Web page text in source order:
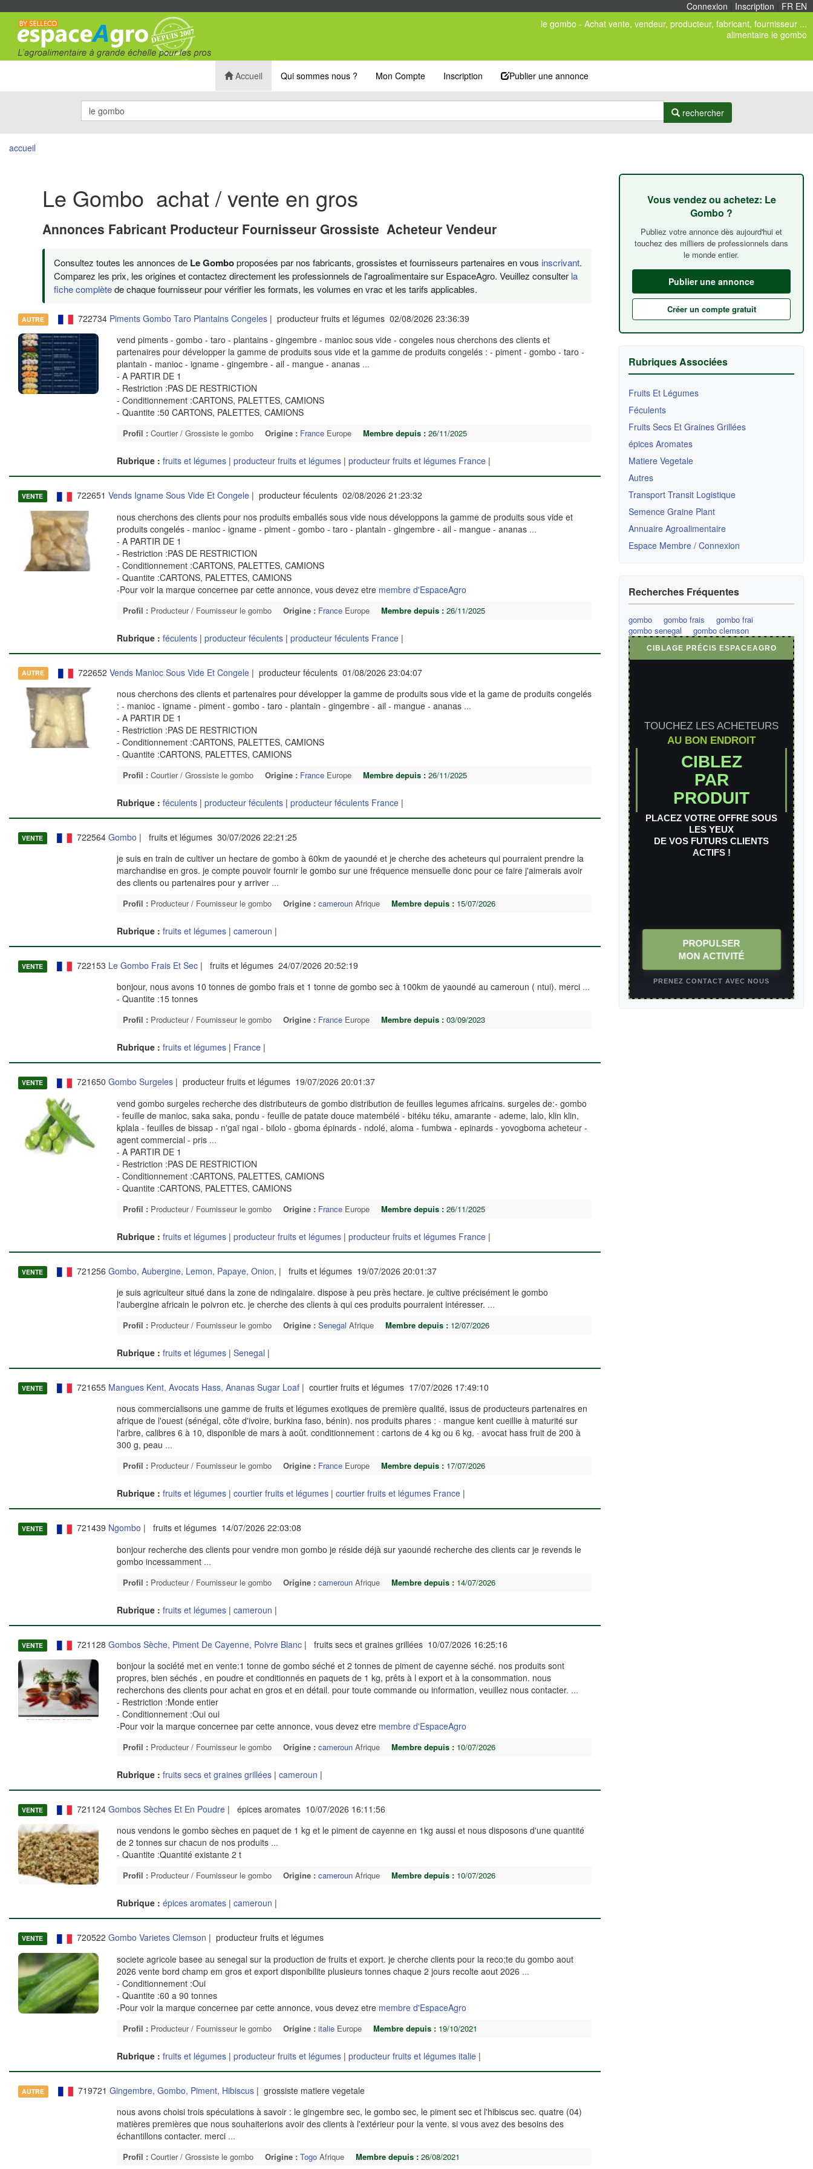
Connexion Inscription FR EN
le gombo - Achat vente, vendeur, producteur, fabricant, fournisseur ...
alimentaire le gombo
Accueil Qui sommes nous ? Mon Compte Inscription Publier une annonce
rechercher
accueil
Le Gombo achat / vente en gros
Annonces Fabricant Producteur Fournisseur Grossiste Acheteur Vendeur
Consultez toutes les annonces de Le Gomboproposées par nos fabricants, grossistes et fournisseurs partenaires en vous inscrivant.
Comparez les prix, les origines et contactez directement les professionnels de l'agroalimentaire sur EspaceAgro. Veuillez consulter la
fiche complètede chaque fournisseur pour vérifier les formats, les volumes en vrac et les tarifs applicables.
AUTRE 722734 Piments Gombo Taro Plantains Congeles| producteur fruits et légumes 02/08/2026 23:36:39
vend piments - gombo - taro - plantains - gingembre - manioc sous vide - congeles nous cherchons des clients et
partenaires pour développer la gamme de produits sous vide et la gamme de produits congelés : - piment - gombo - taro -
plantain - manioc - igname - gingembre - ail - mangue - ananas ...
- A PARTIR DE 1
- Restriction :PAS DE RESTRICTION
- Conditionnement :CARTONS, PALETTES, CAMIONS
- Quantite :50 CARTONS, PALETTES, CAMIONS
Profil :Courtier / Grossiste le gombo Origine : FranceEurope Membre depuis :26/11/2025
Rubrique : fruits et légumes | producteur fruits et légumes| producteur fruits et légumes France|
VENTE 722651 Vends Igname Sous Vide Et Congele| producteur féculents 02/08/2026 21:23:32
nous cherchons des clients pour nos produits emballés sous vide nous développons la gamme de produits sous vide et
produits congelés - manioc - igname - piment - gombo - taro - plantain - gingembre - ail - mangue - ananas ...
- A PARTIR DE 1
- Restriction :PAS DE RESTRICTION
- Conditionnement :CARTONS, PALETTES, CAMIONS
- Quantite :CARTONS, PALETTES, CAMIONS
-Pour voir la marque concernee par cette annonce, vous devez etre membre d'EspaceAgro
Profil :Producteur / Fournisseur le gombo Origine : FranceEurope Membre depuis :26/11/2025
Rubrique : féculents | producteur féculents| producteur féculents France|
AUTRE 722652 Vends Manioc Sous Vide Et Congele| producteur féculents 01/08/2026 23:04:07
nous cherchons des clients et partenaires pour développer la gamme de produits sous vide et la game de produits congelés
: - manioc - igname - piment - gombo - taro - plantain - gingembre - ail - mangue - ananas ...
- A PARTIR DE 1
- Restriction :PAS DE RESTRICTION
- Conditionnement :CARTONS, PALETTES, CAMIONS
- Quantite :CARTONS, PALETTES, CAMIONS
Profil :Courtier / Grossiste le gombo Origine : FranceEurope Membre depuis :26/11/2025
Rubrique : féculents | producteur féculents| producteur féculents France|
VENTE 722564 Gombo | fruits et légumes 30/07/2026 22:21:25
je suis en train de cultiver un hectare de gombo à 60km de yaoundé et je cherche des acheteurs qui pourraient prendre la
marchandise en gros. je compte pouvoir fournir le gombo sur une fréquence mensuelle donc pour ce faire j'aimerais avoir
des clients ou partenaires pour y arriver ...
Profil :Producteur / Fournisseur le gombo Origine : camerounAfrique Membre depuis :15/07/2026
Rubrique : fruits et légumes | cameroun |
VENTE 722153 Le Gombo Frais Et Sec| fruits et légumes 24/07/2026 20:52:19
bonjour, nous avons 10 tonnes de gombo frais et 1 tonne de gombo sec à 100km de yaoundé au cameroun ( ntui). merci ...
- Quantite :15 tonnes
Profil :Producteur / Fournisseur le gombo Origine : FranceEurope Membre depuis :03/09/2023
Rubrique : fruits et légumes | France|
VENTE 721650 Gombo Surgeles| producteur fruits et légumes 19/07/2026 20:01:37
vend gombo surgeles recherche des distributeurs de gombo distribution de feuilles legumes africains. surgeles de:- gombo
- feuille de manioc, saka saka, pondu - feuille de patate douce matembélé - bitéku téku, amarante - ademe, lalo, klin klin,
kplala - feuilles de bissap - n'gaï ngai - bilolo - gboma épinards - ndolé, aloma - fumbwa - epinards - yovogboma acheteur -
agent commercial - pris ...
- A PARTIR DE 1
- Restriction :PAS DE RESTRICTION
- Conditionnement :CARTONS, PALETTES, CAMIONS
- Quantite :CARTONS, PALETTES, CAMIONS
Profil :Producteur / Fournisseur le gombo Origine : FranceEurope Membre depuis :26/11/2025
Rubrique : fruits et légumes | producteur fruits et légumes| producteur fruits et légumes France|
VENTE 721256 Gombo, Aubergine, Lemon, Papaye, Onion, | fruits et légumes 19/07/2026 20:01:37
je suis agriculteur situé dans la zone de ndingalaire. dispose à peu près hectare. je cultive précisément le gombo
l'aubergine africain le poivron etc. je cherche des clients à qui ces produits pourraient intéresser. ...
Profil :Producteur / Fournisseur le gombo Origine : Senegal Afrique Membre depuis :12/07/2026
Rubrique : fruits et légumes | Senegal |
VENTE 721655 Mangues Kent, Avocats Hass, Ananas Sugar Loaf| courtier fruits et légumes 17/07/2026 17:49:10
nous commercialisons une gamme de fruits et légumes exotiques de première qualité, issus de producteurs partenaires en
afrique de l'ouest (sénégal, côte d'ivoire, burkina faso, bénin). nos produits phares : · mangue kent cueillie à maturité sur
l'arbre, calibres 6 à 10, disponible de mars à août. conditionnement : cartons de 4 kg ou 6 kg. · avocat hass fruit de 200 à
300 g, peau ...
Profil :Producteur / Fournisseur le gombo Origine : FranceEurope Membre depuis :17/07/2026
Rubrique : fruits et légumes | courtier fruits et légumes| courtier fruits et légumes France|
VENTE 721439 Ngombo | fruits et légumes 14/07/2026 22:03:08
bonjour recherche des clients pour vendre mon gombo je réside déjà sur yaoundé recherche des clients car je revends le
gombo incessamment ...
Profil :Producteur / Fournisseur le gombo Origine : camerounAfrique Membre depuis :14/07/2026
Rubrique : fruits et légumes | cameroun |
VENTE 721128 Gombos Sèche, Piment De Cayenne, Poivre Blanc| fruits secs et graines grillées 10/07/2026 16:25:16
bonjour la société met en vente:1 tonne de gombo séché et 2 tonnes de piment de cayenne séché. nos produits sont
propres, bien séchés , en poudre et conditionnés en paquets de 1 kg, prêts à l export et à la consommation. nous
recherchons des clients pour achat en gros et en détail. pour toute commande ou information, veuillez nous contacter. ...
- Restriction :Monde entier
- Conditionnement :Oui oui
-Pour voir la marque concernee par cette annonce, vous devez etre membre d'EspaceAgro
Profil :Producteur / Fournisseur le gombo Origine : camerounAfrique Membre depuis :10/07/2026
Rubrique : fruits secs et graines grillées | cameroun |
VENTE 721124 Gombos Sèches Et En Poudre| épices aromates 10/07/2026 16:11:56
nous vendons le gombo sèches en paquet de 1 kg et le piment de cayenne en 1kg aussi et nous disposons d'une quantité
de 2 tonnes sur chacun de nos produits ...
- Quantite :Quantité existante 2 t
Profil :Producteur / Fournisseur le gombo Origine : camerounAfrique Membre depuis :10/07/2026
Rubrique : épices aromates | cameroun |
VENTE 720522 Gombo Varietes Clemson | producteur fruits et légumes
societe agricole basee au senegal sur la production de fruits et export. je cherche clients pour la reco;te du gombo aout
2026 vente bord champ em gros et export disponibilite plusieurs tonnes chaque 2 jours recolte aout 2026 ...
- Conditionnement :Oui
- Quantite :60 a 90 tonnes
-Pour voir la marque concernee par cette annonce, vous devez etre membre d'EspaceAgro
Profil :Producteur / Fournisseur le gombo Origine : italieEurope Membre depuis :19/10/2021
Rubrique : fruits et légumes | producteur fruits et légumes| producteur fruits et légumes italie|
AUTRE 719721 Gingembre, Gombo, Piment, Hibiscus| grossiste matiere vegetale
nous avons choisi trois spéculations à savoir : le gingembre sec, le gombo sec, le piment sec et l'hibiscus sec. quatre (04)
matières premières que nous souhaiterions avoir des clients à l'extérieur pour la vente. si vous avez des besoins des
échantillons contacter. merci ...
Profil :Courtier / Grossiste le gombo Origine : TogoAfrique Membre depuis :26/08/2021
Vous vendez ou achetez: Le
Gombo ?
Publiez votre annonce dès aujourd'hui et
touchez des milliers de professionnels dans
le monde entier.
Publier une annonce
Créer un compte gratuit
Rubriques Associées
Fruits Et Légumes
Féculents
Fruits Secs Et Graines Grillées
épices Aromates
Matiere Vegetale
Autres
Transport Transit Logistique
Semence Graine Plant
Annuaire Agroalimentaire
Espace Membre / Connexion
Recherches Fréquentes
gombo gombo frais
gombo frai
gombo senegal
gombo clemson
CIBLAGE PRÉCIS ESPACEAGRO
TOUCHEZ LES ACHETEURS
AU BON ENDROIT
CIBLEZ
PAR
PRODUIT
PLACEZ VOTRE OFFRE SOUS
LES YEUX
DE VOS FUTURS CLIENTS
ACTIFS !
PROPULSER
MON ACTIVITÉ
PRENEZ CONTACT AVEC NOUS